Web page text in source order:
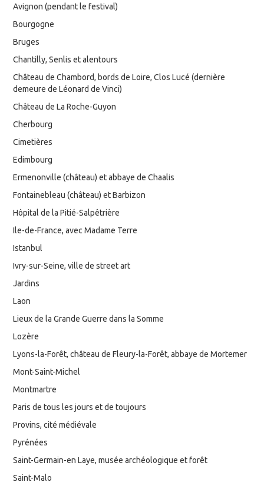
Avignon (pendant le festival)
Bourgogne
Bruges
Chantilly, Senlis et alentours
Château de Chambord, bords de Loire, Clos Lucé (dernière
demeure de Léonard de Vinci)
Château de La Roche-Guyon
Cherbourg
Cimetières
Edimbourg
Ermenonville (château) et abbaye de Chaalis
Fontainebleau (château) et Barbizon
Hôpital de la Pitié-Salpêtrière
Ile-de-France, avec Madame Terre
Istanbul
Ivry-sur-Seine, ville de street art
Jardins
Laon
Lieux de la Grande Guerre dans la Somme
Lozère
Lyons-la-Forêt, château de Fleury-la-Forêt, abbaye de Mortemer
Mont-Saint-Michel
Montmartre
Paris de tous les jours et de toujours
Provins, cité médiévale
Pyrénées
Saint-Germain-en Laye, musée archéologique et forêt
Saint-Malo